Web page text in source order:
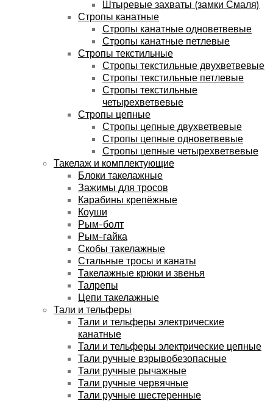
Штыревые захваты (замки Смаля)
Стропы канатные
Стропы канатные одноветвевые
Стропы канатные петлевые
Стропы текстильные
Стропы текстильные двухветвевые
Стропы текстильные петлевые
Стропы текстильные
четырехветвевые
Стропы цепные
Стропы цепные двухветвевые
Стропы цепные одноветвевые
Стропы цепные четырехветвевые
Такелаж и комплектующие
Блоки такелажные
Зажимы для тросов
Карабины крепёжные
Коуши
Рым-болт
Рым-гайка
Скобы такелажные
Стальные тросы и канаты
Такелажные крюки и звенья
Талрепы
Цепи такелажные
Тали и тельферы
Тали и тельферы электрические
канатные
Тали и тельферы электрические цепные
Тали ручные взрывобезопасные
Тали ручные рычажные
Тали ручные червячные
Тали ручные шестеренные